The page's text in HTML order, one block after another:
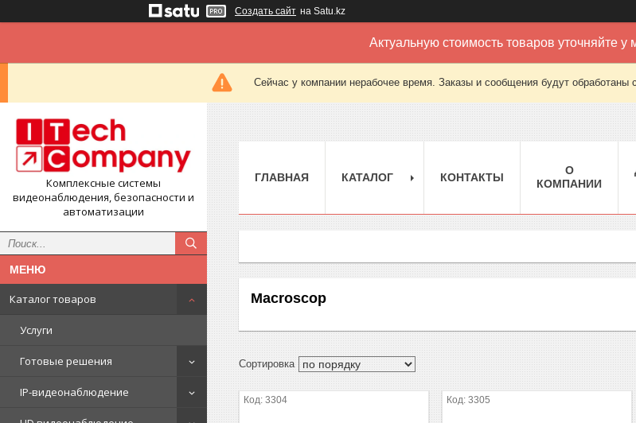
Создать сайт на Satu.kz
Актуальную стоимость товаров уточняйте у
Сейчас у компании нерабочее время. Заказы и сообщения будут обработаны
Комплексные системы
видеонаблюдения, безопасности и
автоматизации
Каталог товаров
Услуги
Готовые решения
IP-видеонаблюдение
ГЛАВНАЯ КАТАЛОГ КОНТАКТЫ
О
КОМПАНИИ
Macroscop
3304 3305